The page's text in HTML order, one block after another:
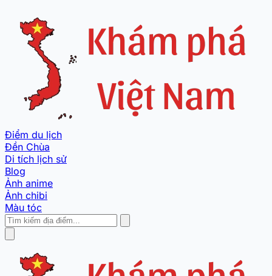
Điểm du lịch
Đền Chùa
Di tích lịch sử
Blog
Ảnh anime
Ảnh chibi
Màu tóc